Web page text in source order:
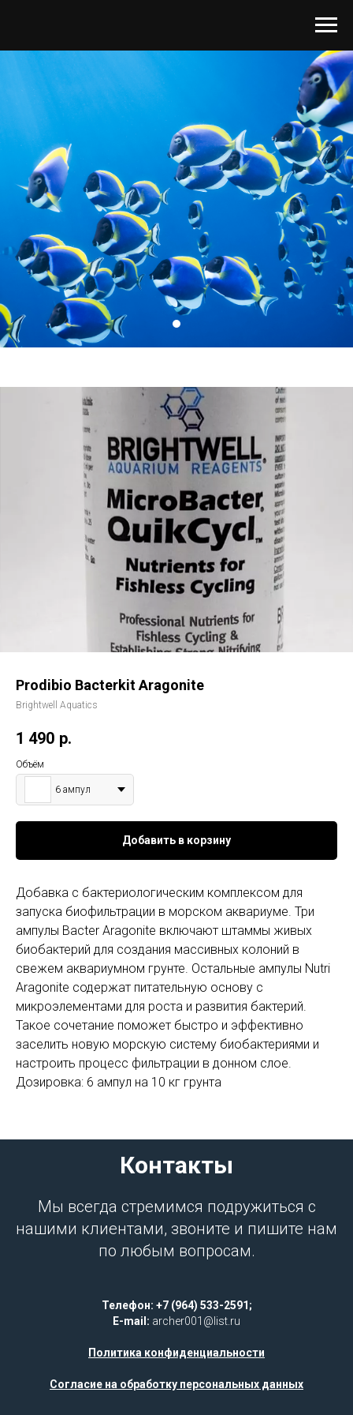
Prodibio Bacterkit Aragonite
Brightwell Aquatics
1 490 р.
Объём
6 ампул
Добавить в корзину
Добавка с бактериологическим комплексом для
запуска биофильтрации в морском аквариуме. Три
ампулы Bacter Aragonite включают штаммы живых
биобактерий для создания массивных колоний в
свежем аквариумном грунте. Остальные ампулы Nutri
Aragonite содержат питательную основу с
микроэлементами для роста и развития бактерий.
Такое сочетание поможет быстро и эффективно
заселить новую морскую систему биобактериями и
настроить процесс фильтрации в донном слое.
Дозировка: 6 ампул на 10 кг грунта
Контакты
Мы всегда стремимся подружиться с
нашими клиентами, звоните и пишите нам
по любым вопросам.
Телефон: +7 (964) 533-2591;
E-mail: archer001@list.ru
Политика конфиденциальности
Согласие на обработку персональных данных